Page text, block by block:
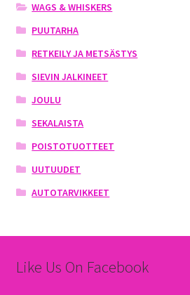
WAGS & WHISKERS
PUUTARHA
RETKEILY JA METSÄSTYS
SIEVIN JALKINEET
JOULU
SEKALAISTA
POISTOTUOTTEET
UUTUUDET
AUTOTARVIKKEET
Like Us On Facebook